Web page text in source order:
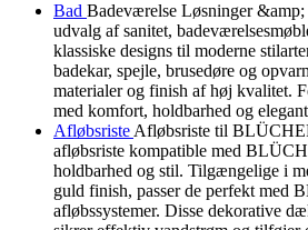
Bad Badeværelse Løsninger
udvalg af sanitet,
klassiske designs til moderne
badekar, spejle, brusedøre og
materialer og finish af høj kvalitet.
med komfort, holdbarhed og
Afløbsriste Afløbsriste til
afløbsriste kompatible med
holdbarhed og stil. Tilgængelige i
guld finish, passer de perfekt med
afløbssystemer. Disse dekorative